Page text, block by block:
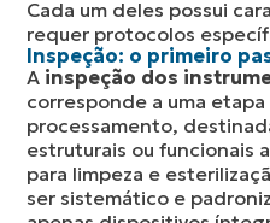
Cada um deles possui
requer protocolos
Inspeção: o primeiro
A inspeção dos
corresponde a uma
processamento,
estruturais ou funcionais
para limpeza e
ser sistemático e